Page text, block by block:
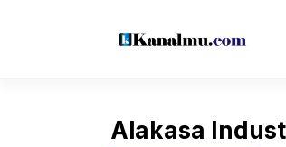
Alakasa